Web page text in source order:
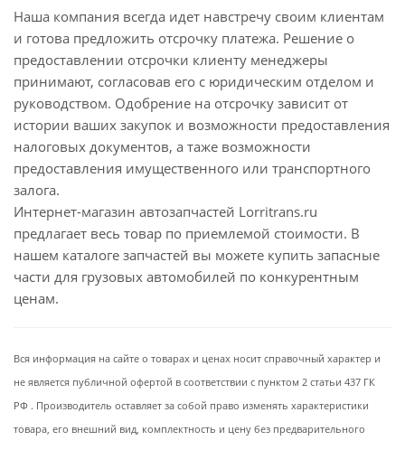
Наша компания всегда идет навстречу своим клиентам
и готова предложить отсрочку платежа. Решение о
предоставлении отсрочки клиенту менеджеры
принимают, согласовав его с юридическим отделом и
руководством. Одобрение на отсрочку зависит от
истории ваших закупок и возможности предоставления
налоговых документов, а таже возможности
предоставления имущественного или транспортного
залога.
Интернет-магазин автозапчастей Lorritrans.ru
предлагает весь товар по приемлемой стоимости. В
нашем каталоге запчастей вы можете купить запасные
части для грузовых автомобилей по конкурентным
ценам.
Вся информация на сайте о товарах и ценах носит справочный характер и
не является публичной офертой в соответствии с пунктом 2 статьи 437 ГК
РФ . Производитель оставляет за собой право изменять характеристики
товара, его внешний вид, комплектность и цену без предварительного